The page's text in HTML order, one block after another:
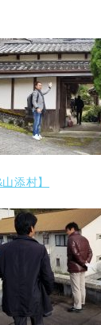
添村】